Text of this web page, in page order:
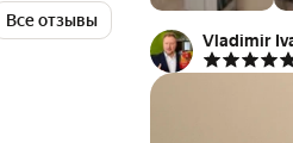
Все отзывы
Vladimir